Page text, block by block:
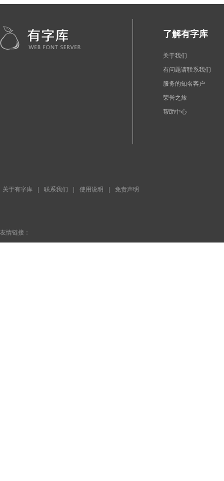
了解有字库
关于我们
有问题请联系我们
服务的知名客户
荣誉之旅
帮助中心
关于有字库 | 联系我们 | 使用说明 | 免责声明
友情链接：